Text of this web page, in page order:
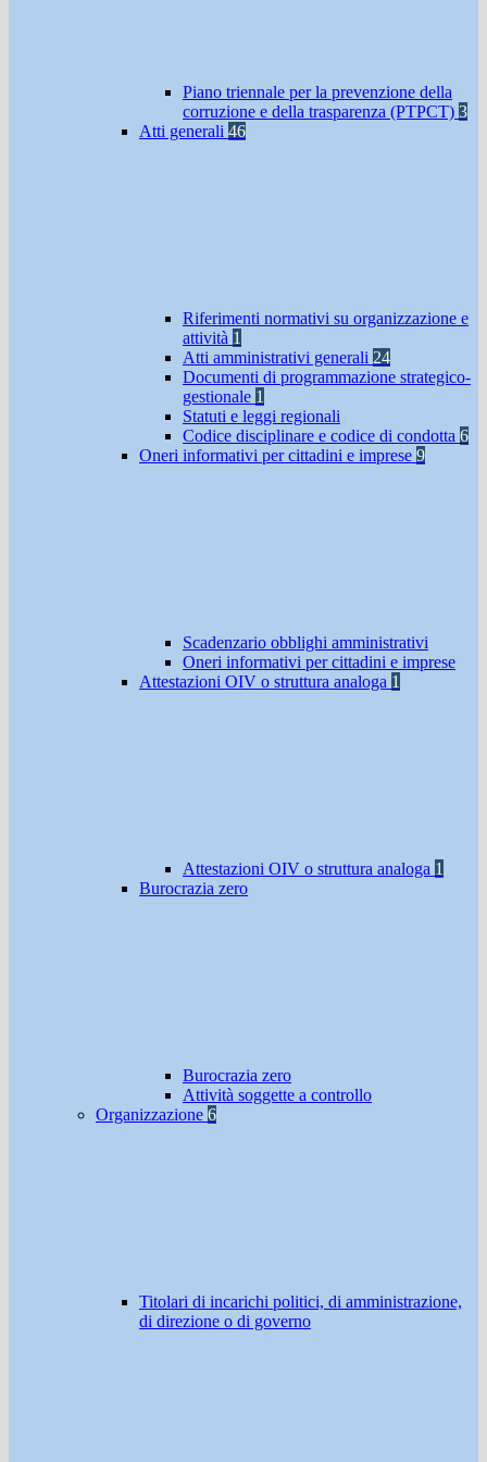
Piano triennale per la prevenzione della
corruzione e della trasparenza (PTPCT) 3
Atti generali 46
Riferimenti normativi su organizzazione e
attività 1
Atti amministrativi generali 24
Documenti di programmazione strategico-
gestionale 1
Statuti e leggi regionali
Codice disciplinare e codice di condotta 6
Oneri informativi per cittadini e imprese 9
Scadenzario obblighi amministrativi
Oneri informativi per cittadini e imprese
Attestazioni OIV o struttura analoga 1
Attestazioni OIV o struttura analoga 1
Burocrazia zero
Burocrazia zero
Attività soggette a controllo
Organizzazione 6
Titolari di incarichi politici, di amministrazione,
di direzione o di governo